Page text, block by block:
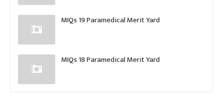
MIQs 19 Paramedical Merit Yard
MIQs 18 Paramedical Merit Yard